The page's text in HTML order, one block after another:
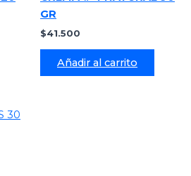
GR
$41.500
Añadir al carrito